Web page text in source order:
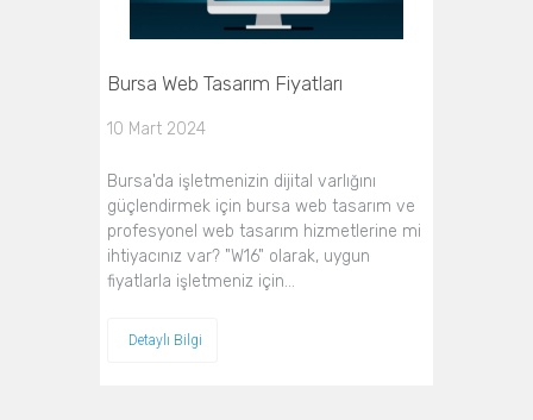
Bursa Web Tasarım Fiyatları
10 Mart 2024
Bursa'da işletmenizin dijital varlığını
güçlendirmek için bursa web tasarım ve
profesyonel web tasarım hizmetlerine mi
ihtiyacınız var? "W16" olarak, uygun
fiyatlarla işletmeniz için…
Detaylı Bilgi